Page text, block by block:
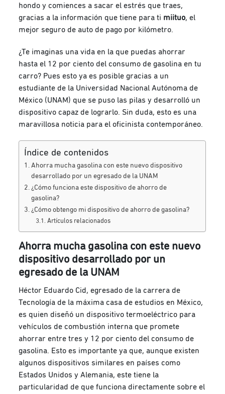
hondo y comiences a sacar el estrés que traes,
gracias a la información que tiene para ti miituo, el
mejor seguro de auto de pago por kilómetro.
¿Te imaginas una vida en la que puedas ahorrar
hasta el 12 por ciento del consumo de gasolina en tu
carro? Pues esto ya es posible gracias a un
estudiante de la Universidad Nacional Autónoma de
México (UNAM) que se puso las pilas y desarrolló un
dispositivo capaz de lograrlo. Sin duda, esto es una
maravillosa noticia para el oficinista contemporáneo.
Índice de contenidos
Ahorra mucha gasolina con este nuevo dispositivo
desarrollado por un egresado de la UNAM
¿Cómo funciona este dispositivo de ahorro de
gasolina?
¿Cómo obtengo mi dispositivo de ahorro de gasolina?
Artículos relacionados
Ahorra mucha gasolina con este nuevo
dispositivo desarrollado por un
egresado de la UNAM
Héctor Eduardo Cid, egresado de la carrera de
Tecnología de la máxima casa de estudios en México,
es quien diseñó un dispositivo termoeléctrico para
vehículos de combustión interna que promete
ahorrar entre tres y 12 por ciento del consumo de
gasolina. Esto es importante ya que, aunque existen
algunos dispositivos similares en países como
Estados Unidos y Alemania, este tiene la
particularidad de que funciona directamente sobre el